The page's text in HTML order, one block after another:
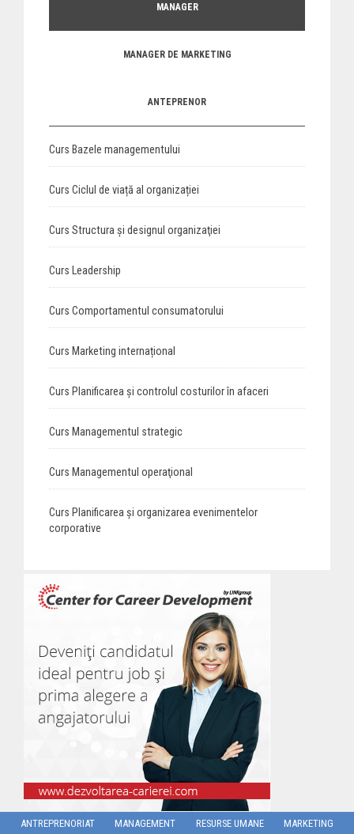
MANAGER
MANAGER DE MARKETING
ANTEPRENOR
Curs Bazele managementului
Curs Ciclul de viață al organizației
Curs Structura şi designul organizaţiei
Curs Leadership
Curs Comportamentul consumatorului
Curs Marketing internațional
Curs Planificarea și controlul costurilor în afaceri
Curs Managementul strategic
Curs Managementul operaţional
Curs Planificarea și organizarea evenimentelor
corporative
ANTREPRENORIAT MANAGEMENT RESURSE UMANE MARKETING